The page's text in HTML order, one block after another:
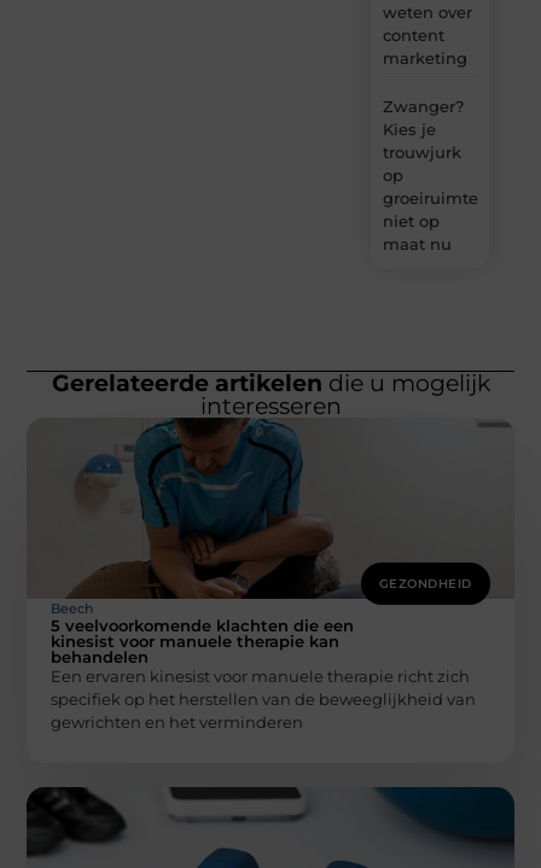
weten over
content
marketing
Zwanger?
Kies je
trouwjurk
op
groeiruimte,
niet op
maat nu
Gerelateerde artikelen die u mogelijk
interesseren
GEZONDHEID
Beech
5 veelvoorkomende klachten die een
kinesist voor manuele therapie kan
behandelen
Een ervaren kinesist voor manuele therapie richt zich
specifiek op het herstellen van de beweeglijkheid van
gewrichten en het verminderen